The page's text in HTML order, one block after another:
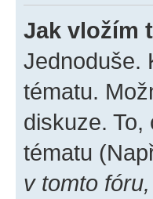
Jak vložím
Jednoduše.
tématu.
diskuze.
tématu
v tomto